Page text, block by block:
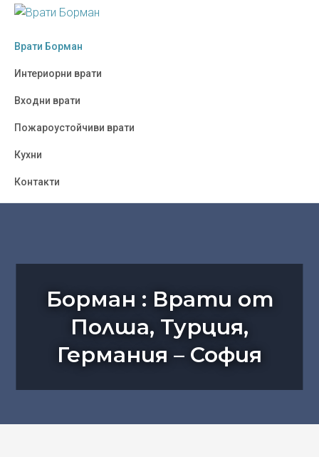
Skip
primary
Skip
main
Skip
footer
БОРМАН
:
Врати
Полша,
Украйна,
-
София
Врати Борман
Интериорни врати
Входни врати
Пожароустойчиви врати
Кухни
Контакти
Борман : Врати от
Полша, Турция,
Германия – София